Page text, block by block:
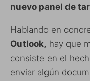
nuevo panel de
Hablando en
Outlook, hay que
consiste en el
enviar algún